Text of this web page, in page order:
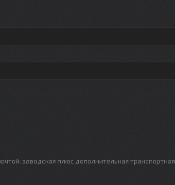
заводская плюс дополнительная транспортная